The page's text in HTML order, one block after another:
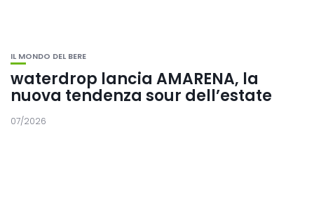
IL MONDO DEL BERE
waterdrop lancia AMARENA, la
nuova tendenza sour dell’estate
07/2026